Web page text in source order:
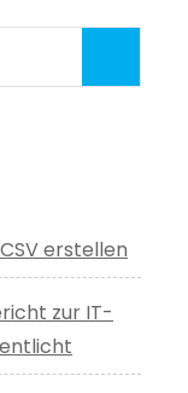
erstellen
zur IT-